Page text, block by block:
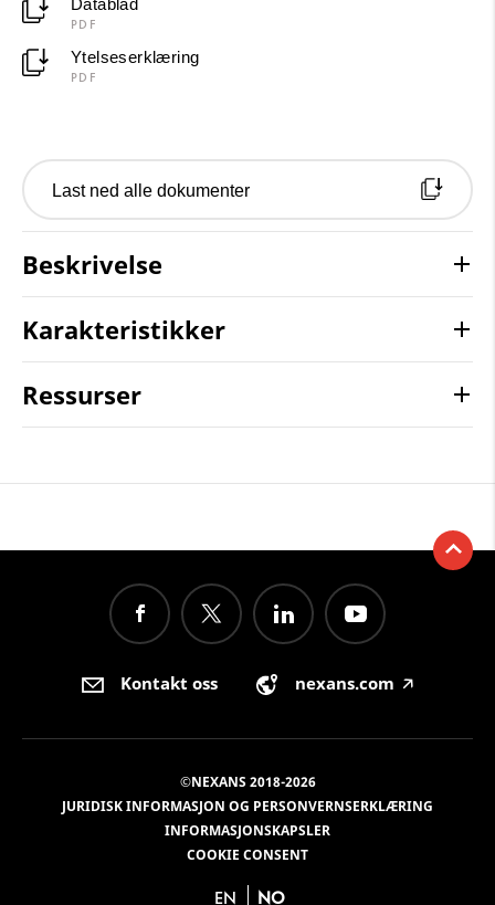
PDF
Ytelseserklæring
PDF
Last ned alle dokumenter
Beskrivelse
Karakteristikker
Ressurser
Kontakt oss nexans.com 🡥
©NEXANS 2018-2026
JURIDISK INFORMASJON OG PERSONVERNSERKLÆRING
INFORMASJONSKAPSLER
COOKIE CONSENT
EN NO